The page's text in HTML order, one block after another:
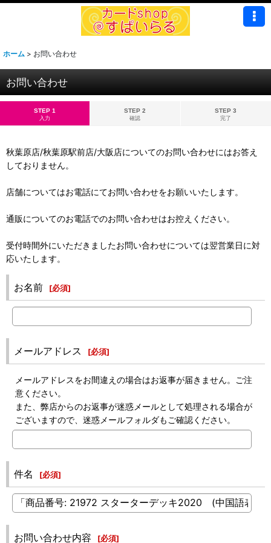
ホーム > お問い合わせ
お問い合わせ
STEP 1
入力
STEP 2
確認
STEP 3
完了
秋葉原店/秋葉原駅前店/大阪店についてのお問い合わせにはお答え
しておりません。
店舗についてはお電話にてお問い合わせをお願いいたします。
通販についてのお電話でのお問い合わせはお控えください。
受付時間外にいただきましたお問い合わせについては翌営業日に対
応いたします。
お名前 [必須]
メールアドレス [必須]
メールアドレスをお間違えの場合はお返事が届きません。ご注
意ください。
また、弊店からのお返事が迷惑メールとして処理される場合が
ございますので、迷惑メールフォルダもご確認ください。
件名 [必須]
お問い合わせ内容 [必須]